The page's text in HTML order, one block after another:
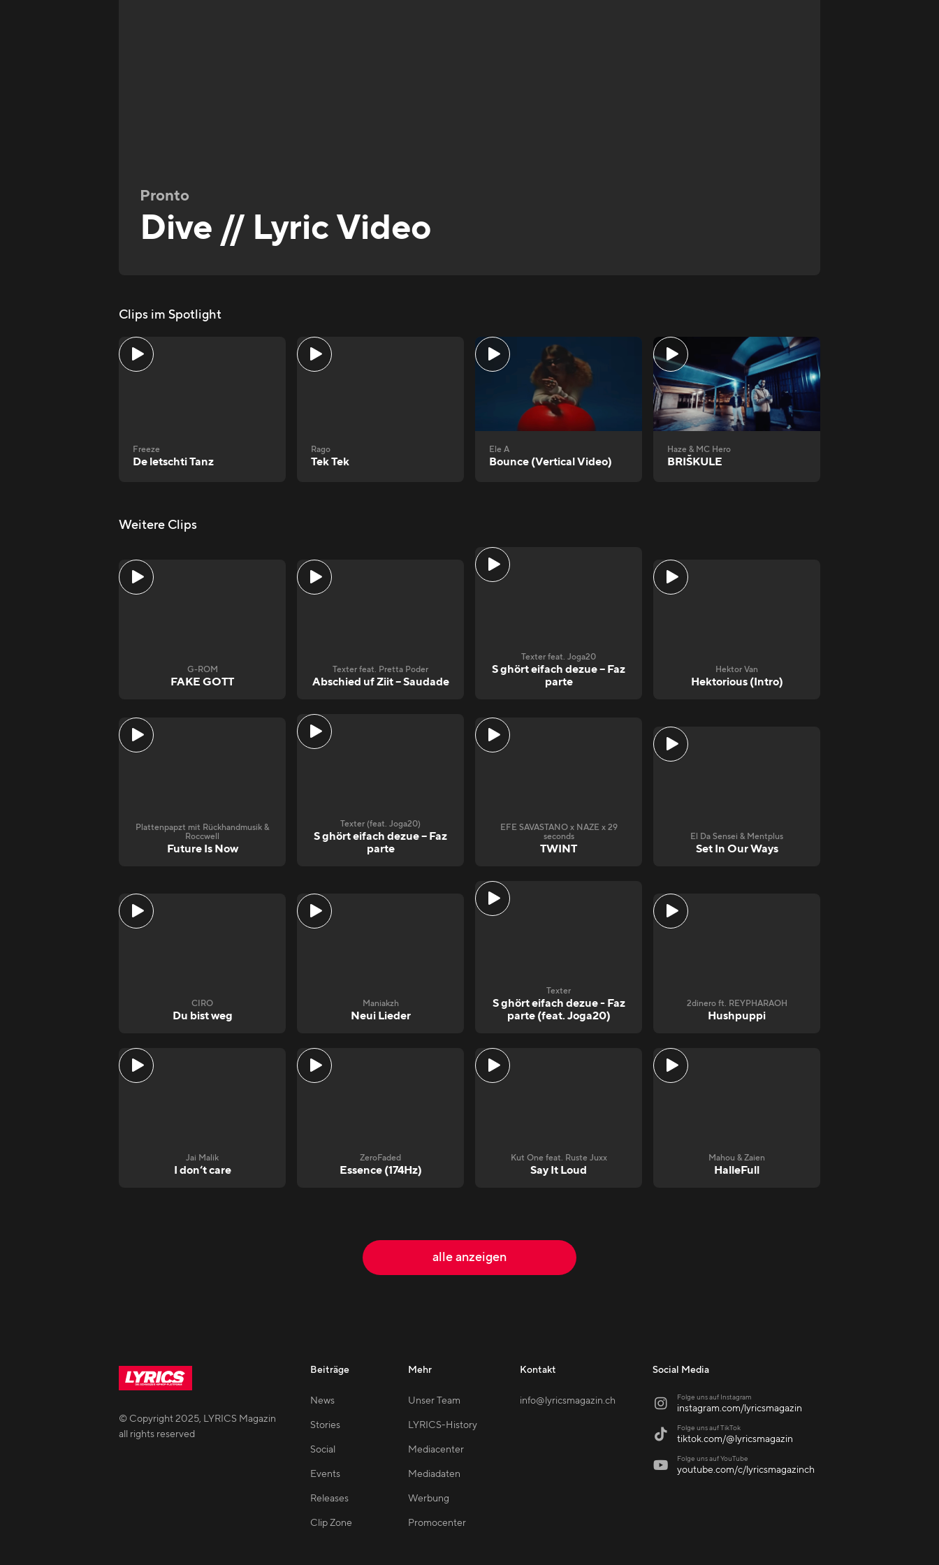
Pronto
Dive // Lyric Video
Clips im Spotlight
Freeze
De letschti Tanz
Rago
Tek Tek
Ele A
Bounce (Vertical Video)
Haze & MC Hero
BRIŠKULE
Weitere Clips
G-ROM
FAKE GOTT
Texter feat. Pretta Poder
Abschied uf Ziit – Saudade
Texter feat. Joga20
S ghört eifach dezue – Faz
parte
Hektor Van
Hektorious (Intro)
Plattenpapzt mit Rückhandmusik &
Roccwell
Future Is Now
Texter (feat. Joga20)
S ghört eifach dezue – Faz
parte
EFE SAVASTANO x NAZE x 29
seconds
TWINT
El Da Sensei & Mentplus
Set In Our Ways
CIRO
Du bist weg
Maniakzh
Neui Lieder
Texter
S ghört eifach dezue - Faz
parte (feat. Joga20)
2dinero ft. REYPHARAOH
Hushpuppi
Jai Malik
I don‘t care
ZeroFaded
Essence (174Hz)
Kut One feat. Ruste Juxx
Say It Loud
Mahou & Zaien
HalleFull
alle anzeigen
© Copyright2025, LYRICS Magazin
all rights reserved
Beiträge
News
Stories
Social
Events
Releases
Clip Zone
Mehr
Unser Team
LYRICS-History
Mediacenter
Mediadaten
Werbung
Promocenter
Kontakt
info@lyricsmagazin.ch
Social Media
 Folge uns auf Instagram
instagram.com/lyricsmagazin
 Folge uns auf TikTok
tiktok.com/@lyricsmagazin
 Folge uns auf YouTube
youtube.com/c/lyricsmagazinch